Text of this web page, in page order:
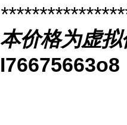
本价格为虚拟
I76675663o8